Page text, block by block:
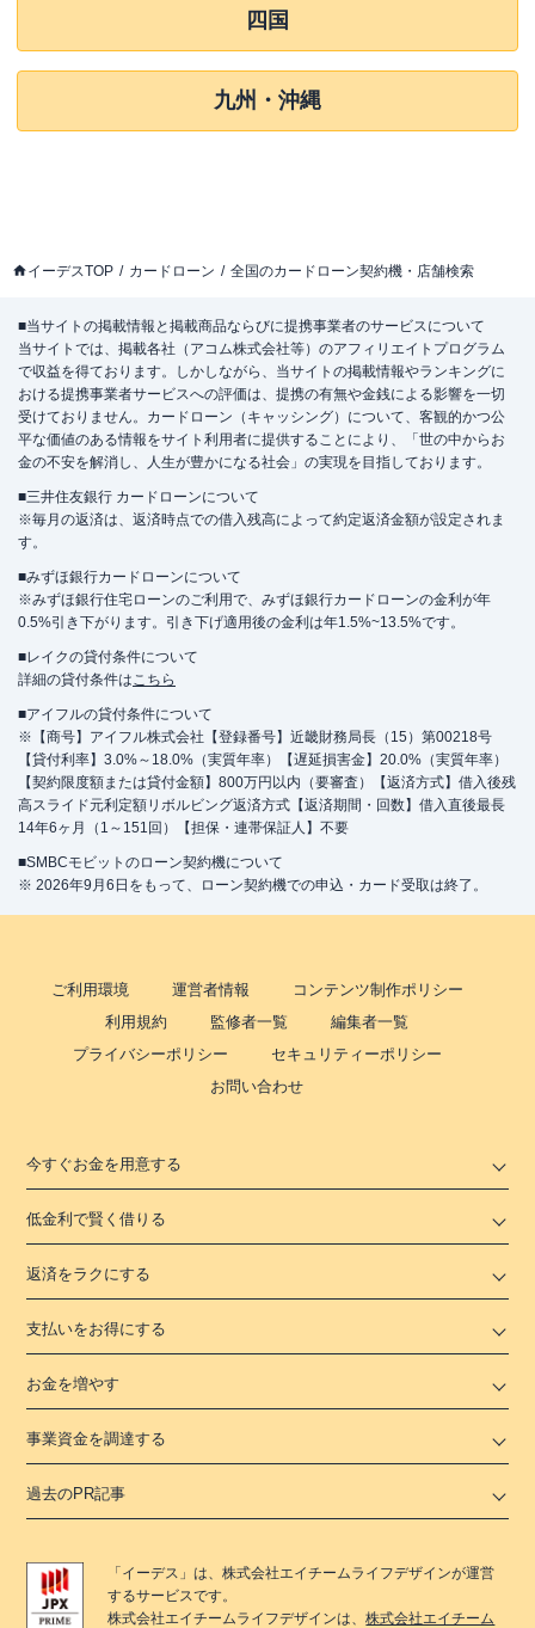
四国
九州・沖縄
イーデスTOP カードローン 全国のカードローン契約機・店舗検索
■当サイトの掲載情報と掲載商品ならびに提携事業者のサービスについて
当サイトでは、掲載各社（アコム株式会社等）のアフィリエイトプログラム
で収益を得ております。しかしながら、当サイトの掲載情報やランキングに
おける提携事業者サービスへの評価は、提携の有無や金銭による影響を一切
受けておりません。カードローン（キャッシング）について、客観的かつ公
平な価値のある情報をサイト利用者に提供することにより、「世の中からお
金の不安を解消し、人生が豊かになる社会」の実現を目指しております。
■三井住友銀行 カードローンについて
※毎月の返済は、返済時点での借入残高によって約定返済金額が設定されま
す。
■みずほ銀行カードローンについて
※みずほ銀行住宅ローンのご利用で、みずほ銀行カードローンの金利が年
0.5%引き下がります。引き下げ適用後の金利は年1.5%~13.5%です。
■レイクの貸付条件について
詳細の貸付条件はこちら
■アイフルの貸付条件について
※【商号】アイフル株式会社【登録番号】近畿財務局長（15）第00218号
【貸付利率】3.0%～18.0%（実質年率）【遅延損害金】20.0%（実質年率）
【契約限度額または貸付金額】800万円以内（要審査）【返済方式】借入後残
高スライド元利定額リボルビング返済方式【返済期間・回数】借入直後最長
14年6ヶ月（1～151回）【担保・連帯保証人】不要
■SMBCモビットのローン契約機について
※ 2026年9月6日をもって、ローン契約機での申込・カード受取は終了。
ご利用環境 運営者情報
コンテンツ制作ポリシー
利用規約
監修者一覧
編集者一覧
プライバシーポリシー
セキュリティーポリシー
お問い合わせ
今すぐお金を用意する
低金利で賢く借りる
返済をラクにする
支払いをお得にする
お金を増やす
事業資金を調達する
過去のPR記事
「 イーデス 」は、株式会社エイチームライフデザインが運営
するサービスです。
株式会社エイチームライフデザインは、株式会社エイチーム